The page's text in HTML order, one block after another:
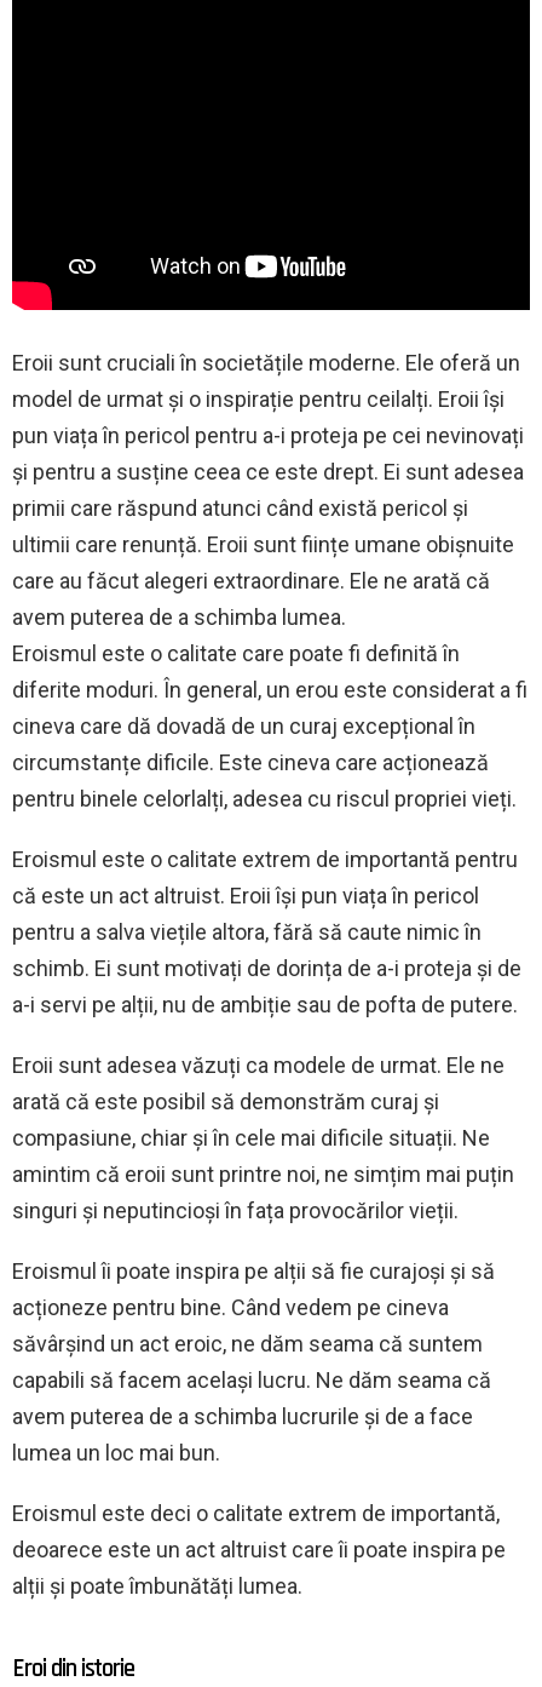
Eroii sunt cruciali în societățile moderne. Ele oferă un
model de urmat și o inspirație pentru ceilalți. Eroii își
pun viața în pericol pentru a-i proteja pe cei nevinovați
și pentru a susține ceea ce este drept. Ei sunt adesea
primii care răspund atunci când există pericol și
ultimii care renunță. Eroii sunt ființe umane obișnuite
care au făcut alegeri extraordinare. Ele ne arată că
avem puterea de a schimba lumea.
Eroismul este o calitate care poate fi definită în
diferite moduri. În general, un erou este considerat a fi
cineva care dă dovadă de un curaj excepțional în
circumstanțe dificile. Este cineva care acționează
pentru binele celorlalți, adesea cu riscul propriei vieți.
Eroismul este o calitate extrem de importantă pentru
că este un act altruist. Eroii își pun viața în pericol
pentru a salva viețile altora, fără să caute nimic în
schimb. Ei sunt motivați de dorința de a-i proteja și de
a-i servi pe alții, nu de ambiție sau de pofta de putere.
Eroii sunt adesea văzuți ca modele de urmat. Ele ne
arată că este posibil să demonstrăm curaj și
compasiune, chiar și în cele mai dificile situații. Ne
amintim că eroii sunt printre noi, ne simțim mai puțin
singuri și neputincioși în fața provocărilor vieții.
Eroismul îi poate inspira pe alții să fie curajoși și să
acționeze pentru bine. Când vedem pe cineva
săvârșind un act eroic, ne dăm seama că suntem
capabili să facem același lucru. Ne dăm seama că
avem puterea de a schimba lucrurile și de a face
lumea un loc mai bun.
Eroismul este deci o calitate extrem de importantă,
deoarece este un act altruist care îi poate inspira pe
alții și poate îmbunătăți lumea.
Eroi din istorie